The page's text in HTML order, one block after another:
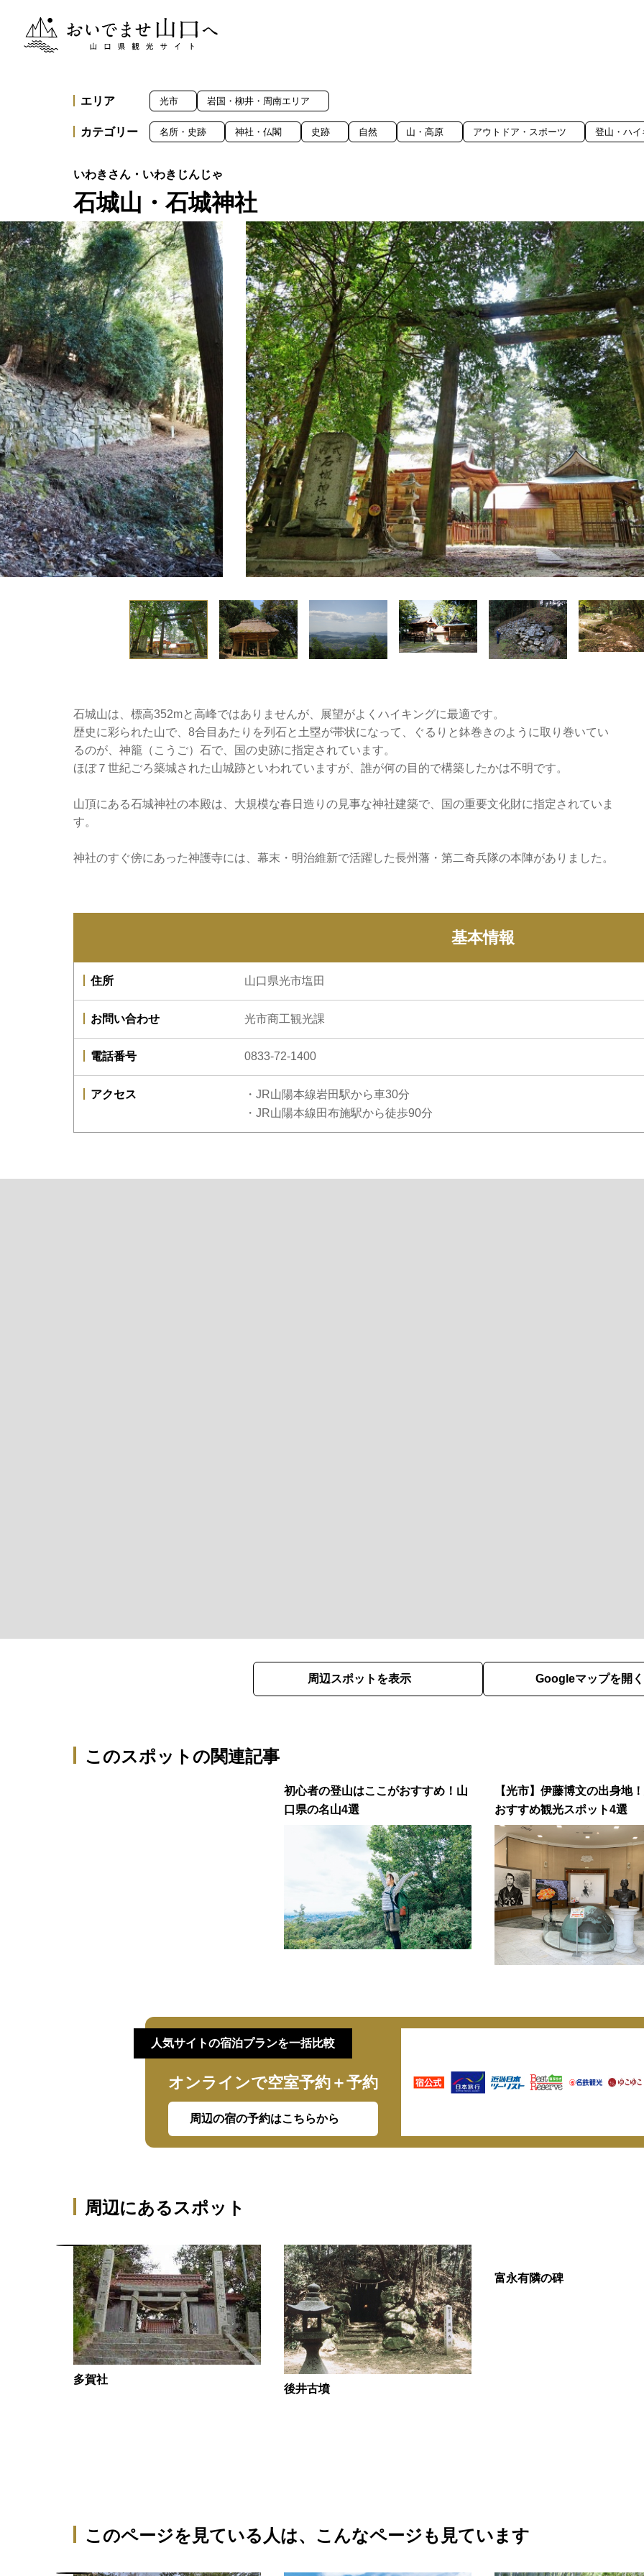
おいでませ山口へー山口県観光サイト
石城山・石城神社
石城山は、標高352mと高峰ではありませんが、展望がよくハイキングに最適です。
歴史に彩られた山で、8合目あたりを列石と土塁が帯状になって、ぐるりと鉢巻きのように取り巻いてい
るのが、神籠（こうご）石で、国の史跡に指定されています。
ほぼ７世紀ごろ築城された山城跡といわれていますが、誰が何の目的で構築したかは不明です。
山頂にある石城神社の本殿は、大規模な春日造りの見事な神社建築で、国の重要文化財に指定されていま
す。
神社のすぐ傍にあった神護寺には、幕末・明治維新で活躍した長州藩・第二奇兵隊の本陣がありました。
エリア 光市 岩国・柳井・周南エリア
カテゴリー 名所・史跡 神社・仏閣 史跡 自然 山・高原 アウトドア・スポーツ 登山・ハ
基本情報
住所 山口県光市塩田
お問い合わせ 光市商工観光課
電話番号 0833-72-1400
アクセス
・JR山陽本線岩田駅から車30分
・JR山陽本線田布施駅から徒歩90分
このスポットの関連記事
初心者の登山はここがおすすめ！山
口県の名山4選
【光市】伊藤博文の出身地
おすすめ観光スポット4選
周辺スポットを表示 Googleマップを開く
人気サイトの宿泊プランを一括比較
オンラインで空室予約＋予約
周辺の宿の予約はこちらから
周辺にあるスポット
多賀社
後井古墳
富永有隣の碑
このページを見ている人は、 こんなページも見ています